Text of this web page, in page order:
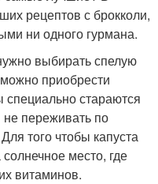
рецептов с брокколи,
ни одного гурмана.
выбирать спелую
приобрести
стараются
переживать по
того чтобы капуста
место, где
витаминов.